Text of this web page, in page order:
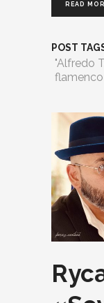
READ
POST
"Alfredo
flamenco